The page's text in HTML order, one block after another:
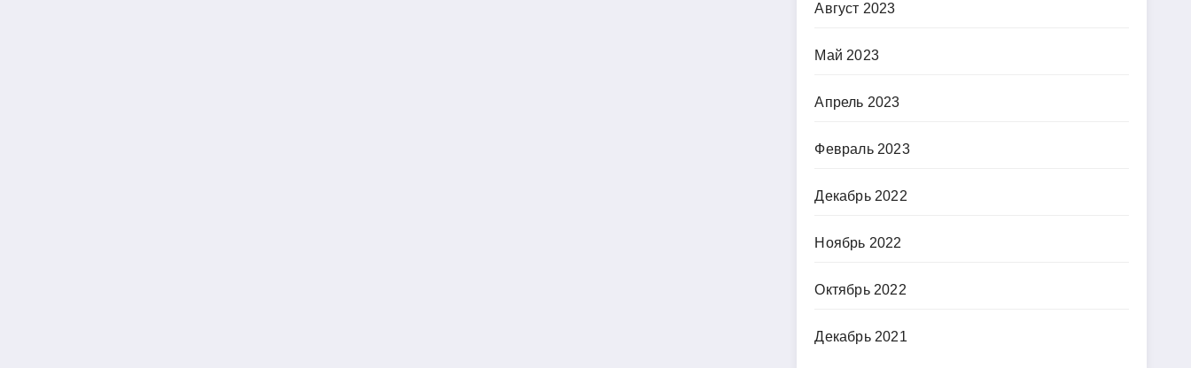
Август 2023
Май 2023
Апрель 2023
Февраль 2023
Декабрь 2022
Ноябрь 2022
Октябрь 2022
Декабрь 2021